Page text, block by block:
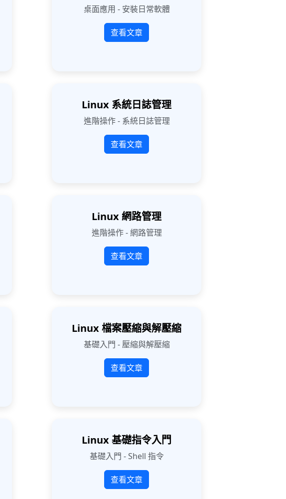
桌面應用 - 安裝日常軟體
查看文章
Linux 系統日誌管理
進階操作 - 系統日誌管理
查看文章
Linux 網路管理
進階操作 - 網路管理
查看文章
Linux 檔案壓縮與解壓縮
基礎入門 - 壓縮與解壓縮
查看文章
Linux 基礎指令入門
基礎入門 - Shell 指令
查看文章